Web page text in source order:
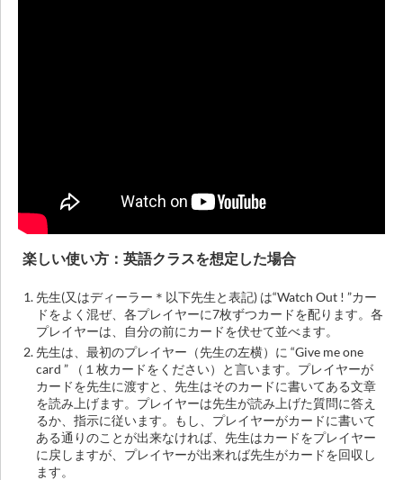
楽しい使い方：英語クラスを想定した場合
先生(又はディーラー＊以下先生と表記) は“Watch Out ! ”カー
ドをよく混ぜ、各プレイヤーに7枚ずつカードを配ります。各
プレイヤーは、自分の前にカードを伏せて並べます。
先生は、最初のプレイヤー（先生の左横）に “Give me one
card ” （１枚カードをください）と言います。プレイヤーが
カードを先生に渡すと、先生はそのカードに書いてある文章
を読み上げます。プレイヤーは先生が読み上げた質問に答え
るか、指示に従います。もし、プレイヤーがカードに書いて
ある通りのことが出来なければ、先生はカードをプレイヤー
に戻しますが、プレイヤーが出来れば先生がカードを回収し
ます。